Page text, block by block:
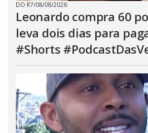
DO R7/08/08/2026
Leonardo compra 60
leva dois dias para
#Shorts